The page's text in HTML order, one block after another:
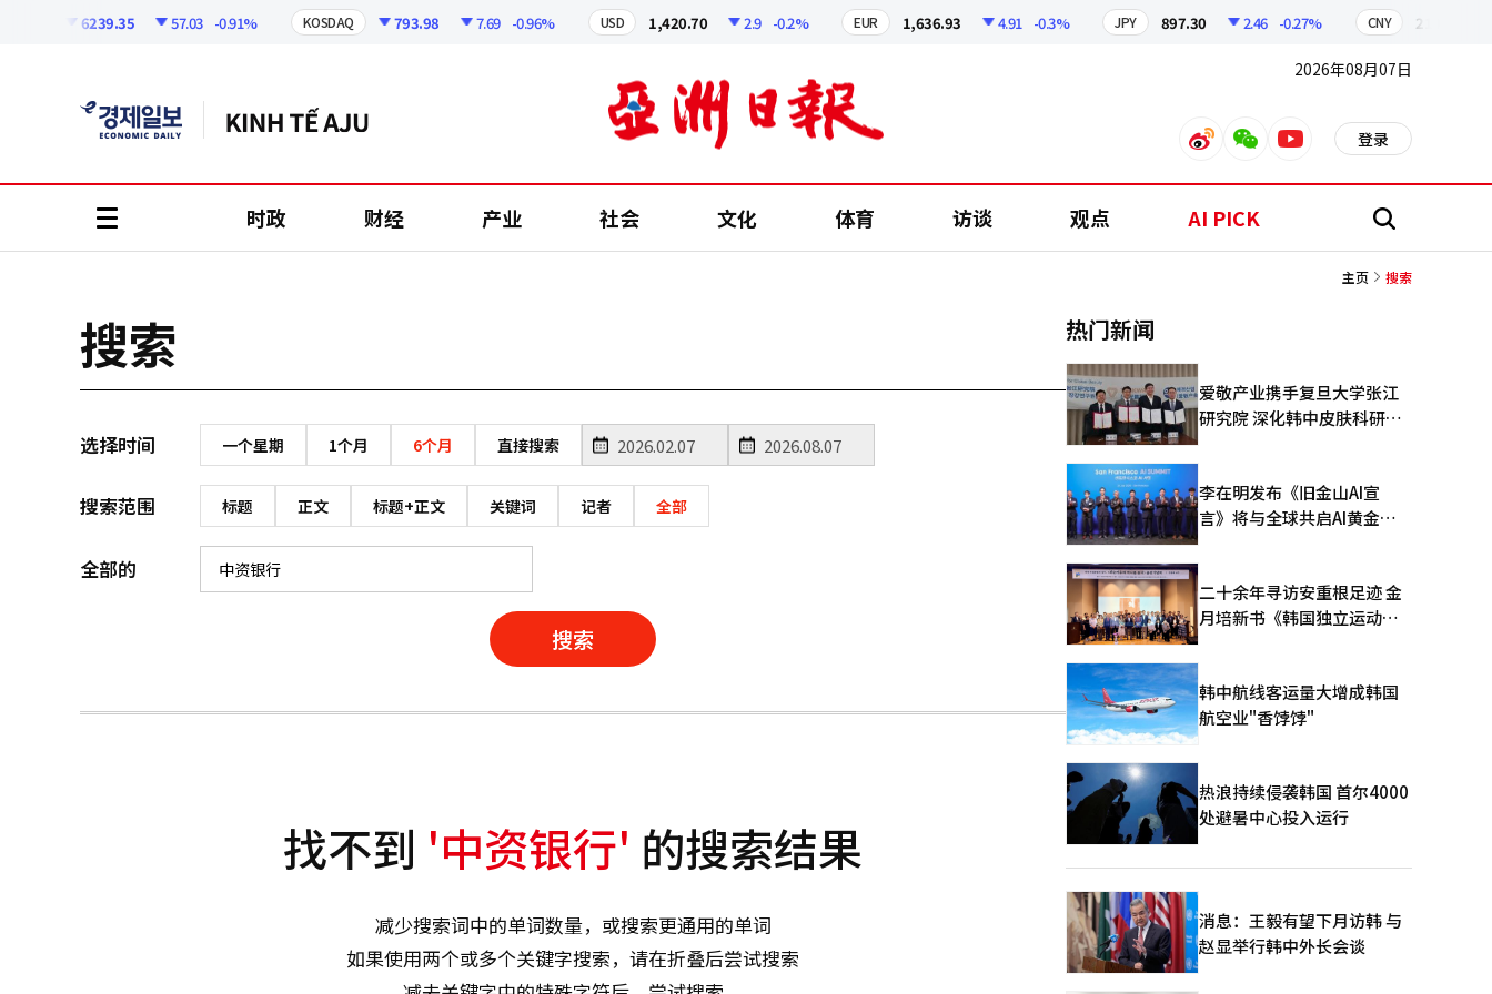
6239.35 57.03 -0.91% KOSDAQ 793.98 7.69 -0.96% USD 1,420.70 2.9 -0.2% EUR 1,636.93 4.91 -0.3% JPY 897.30 2.46 -0.27% CNY 210.59
2026年08月07日
weiboweixinyoutube 登录
时政 财经 产业 社会 文化 体育 访谈 观点 AI PICK 搜
主页 搜索
搜索
选择时间 一个星期 1个月 6个月 直接搜索
搜索范围 标题 正文 标题+正文 关键词 记者 全部
全部的
搜索
找不到 '中资银行' 的搜索结果
减少搜索词中的单词数量，或搜索更通用的单词
如果使用两个或多个关键字搜索，请在折叠后尝试搜索
热门新闻
爱敬产业携手复旦大学张江
研究院 深化韩中皮肤科研合
李在明发布《旧金山AI宣
言》将与全球共启AI黄金时
二十余年寻访安重根足迹 金
月培新书《韩国独立运动圣
韩中航线客运量大增成韩国
航空业"香饽饽"
热浪持续侵袭韩国 首尔4000
处避暑中心投入运行
消息：王毅有望下月访韩 与
赵显举行韩中外长会谈